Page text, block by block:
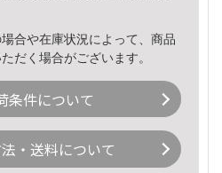
合や在庫状況によって、商品
だく場合がございます。
条件について
・送料について